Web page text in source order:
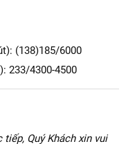
(138)185/6000
233/4300-4500
Quý Khách xin vui